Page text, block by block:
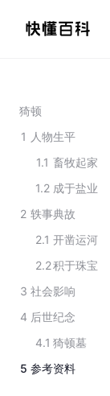
猗顿
1 人物生平
1.1 畜牧起家
1.2 成于盐业
2 轶事典故
2.1 开凿运河
2.2积于珠宝
3 社会影响
4 后世纪念
4.1 猗顿墓
5 参考资料